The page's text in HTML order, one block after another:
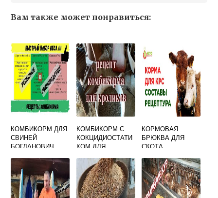
Вам также может понравиться:
КОМБИКОРМ ДЛЯ
СВИНЕЙ
БОГДАНОВИЧ
КОМБИКОРМ С
КОКЦИДИОСТАТИ
КОМ ДЛЯ
КОРМОВАЯ
БРЮКВА ДЛЯ
СКОТА